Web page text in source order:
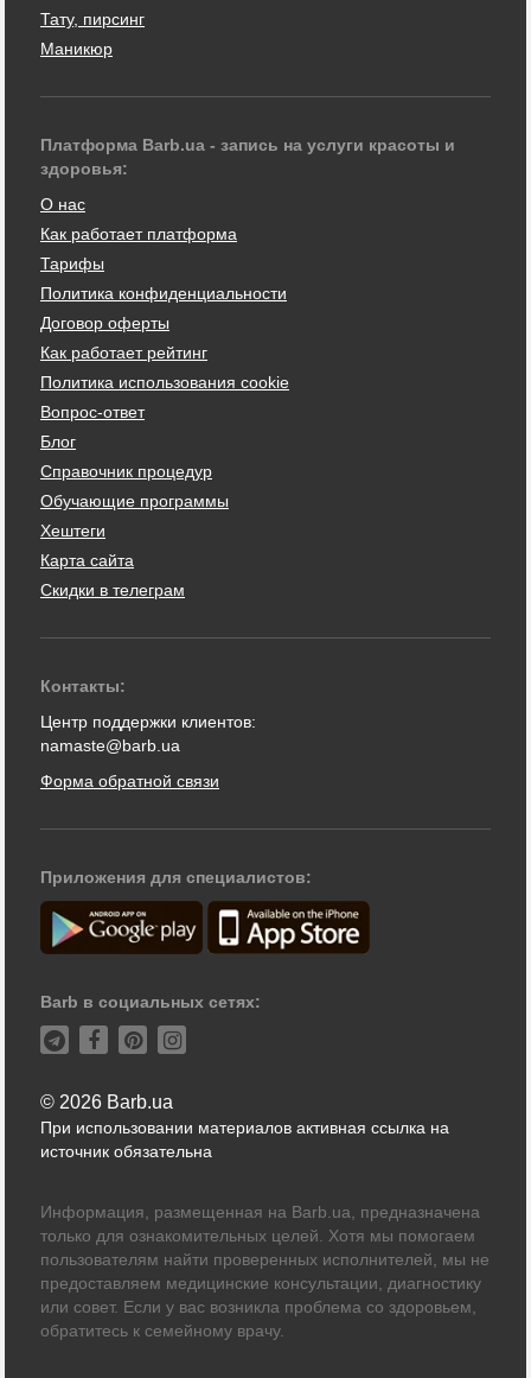
Тату, пирсинг
Маникюр
Платформа Barb.ua - запись на услуги красоты и
здоровья:
О нас
Как работает платформа
Тарифы
Политика конфиденциальности
Договор оферты
Как работает рейтинг
Политика использования cookie
Вопрос-ответ
Блог
Справочник процедур
Обучающие программы
Хештеги
Карта сайта
Скидки в телеграм
Контакты:
Центр поддержки клиентов:
namaste@barb.ua
Форма обратной связи
Приложения для специалистов:
Barb в социальных сетях:
© 2026 Barb.ua
При использовании материалов активная ссылка на
источник обязательна
Информация, размещенная на Barb.ua, предназначена
только для ознакомительных целей. Хотя мы помогаем
пользователям найти проверенных исполнителей, мы не
предоставляем медицинские консультации, диагностику
или совет. Если у вас возникла проблема со здоровьем,
обратитесь к семейному врачу.